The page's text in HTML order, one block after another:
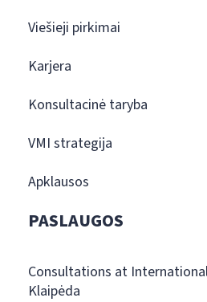
Viešieji pirkimai
Karjera
Konsultacinė taryba
VMI strategija
Apklausos
PASLAUGOS
Consultations at
Klaipėda